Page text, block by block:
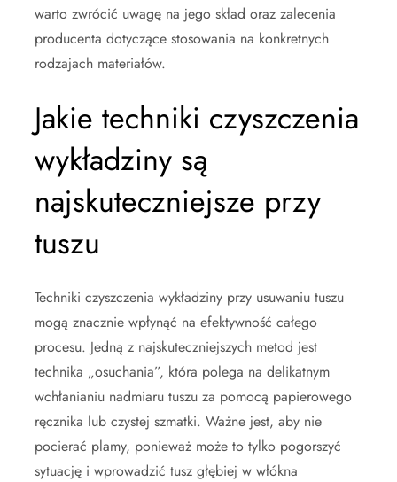
warto zwrócić uwagę na jego skład oraz zalecenia
producenta dotyczące stosowania na konkretnych
rodzajach materiałów.
Jakie techniki czyszczenia
wykładziny są
najskuteczniejsze przy
tuszu
Techniki czyszczenia wykładziny przy usuwaniu tuszu
mogą znacznie wpłynąć na efektywność całego
procesu. Jedną z najskuteczniejszych metod jest
technika „osuchania”, która polega na delikatnym
wchłanianiu nadmiaru tuszu za pomocą papierowego
ręcznika lub czystej szmatki. Ważne jest, aby nie
pocierać plamy, ponieważ może to tylko pogorszyć
sytuację i wprowadzić tusz głębiej w włókna